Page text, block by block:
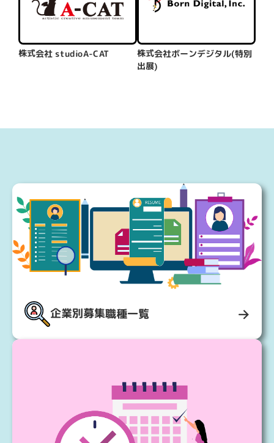
株式会社 studioA-CAT 株式会社ボーンデジタル(特別
出展)
企業別募集職種⼀覧